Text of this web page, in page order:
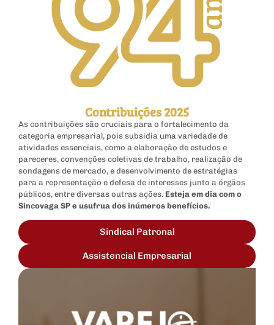
Contribuições 2025
As contribuições são cruciais para o fortalecimento da
categoria empresarial, pois subsidia uma variedade de
atividades essenciais, como a elaboração de estudos e
pareceres, convenções coletivas de trabalho, realização de
sondagens de mercado, e desenvolvimento de estratégias
para a representação e defesa de interesses junto a órgãos
públicos, entre diversas outras ações. Esteja em dia com o
Sincovaga SP e usufrua dos inúmeros benefícios.
Sindical Patronal
Assistencial Empresarial